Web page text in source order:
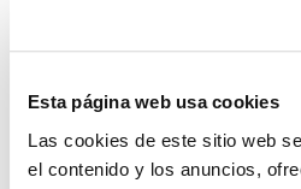
Esta página web usa cookies
Las cookies de este sitio web
el contenido y los anuncios,